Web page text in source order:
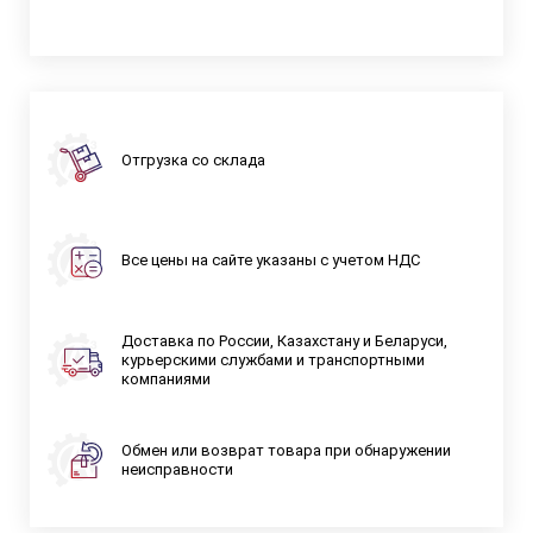
Отгрузка со склада
Все цены на сайте указаны с учетом НДС
Доставка по России, Казахстану и Беларуси,
курьерскими службами и транспортными
компаниями
Обмен или возврат товара при обнаружении
неисправности